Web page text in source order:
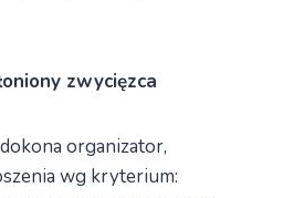
zwycięzca
organizator,
wg kryterium: